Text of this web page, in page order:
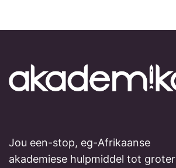
Jou een-stop, eg-Afrikaanse
akademiese hulpmiddel tot groter